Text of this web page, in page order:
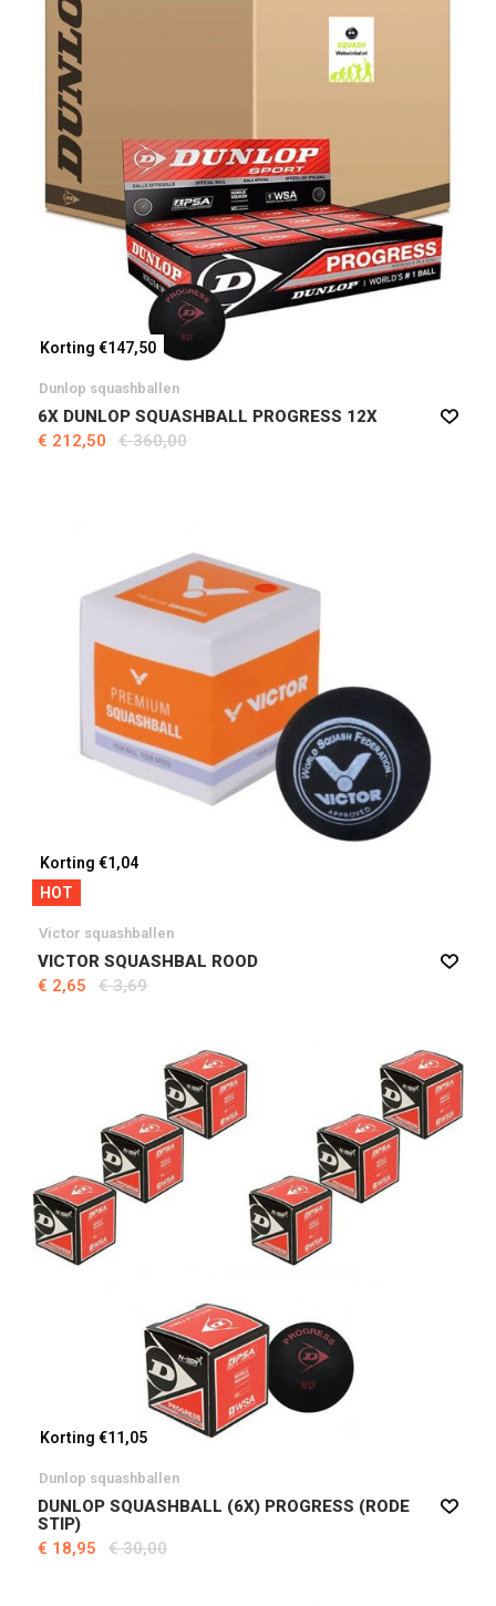
Korting €147,50
Dunlop squashballen
6X DUNLOP SQUASHBALL PROGRESS 12X
€ 212,50
€ 360,00
Korting €1,04
HOT
Victor squashballen
VICTOR SQUASHBAL ROOD
€ 2,65
€ 3,69
Korting €11,05
Dunlop squashballen
DUNLOP SQUASHBALL (6X) PROGRESS (RODE
STIP)
€ 18,95
€ 30,00